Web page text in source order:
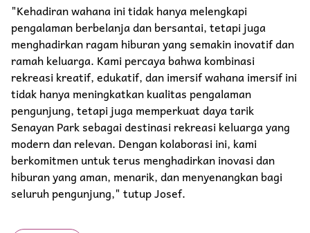
"Kehadiran wahana ini tidak hanya melengkapi
pengalaman berbelanja dan bersantai, tetapi juga
menghadirkan ragam hiburan yang semakin inovatif dan
ramah keluarga. Kami percaya bahwa kombinasi
rekreasi kreatif, edukatif, dan imersif wahana imersif ini
tidak hanya meningkatkan kualitas pengalaman
pengunjung, tetapi juga memperkuat daya tarik
Senayan Park sebagai destinasi rekreasi keluarga yang
modern dan relevan. Dengan kolaborasi ini, kami
berkomitmen untuk terus menghadirkan inovasi dan
hiburan yang aman, menarik, dan menyenangkan bagi
seluruh pengunjung," tutup Josef.